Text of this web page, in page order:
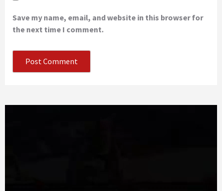
Save my name, email, and website in this browser for
the next time I comment.